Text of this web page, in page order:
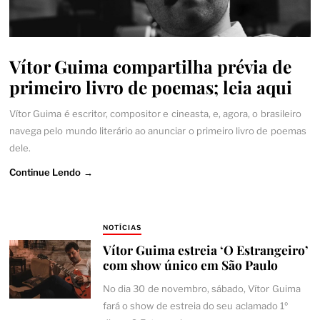
Vítor Guima compartilha prévia de
primeiro livro de poemas; leia aqui
Vítor Guima é escritor, compositor e cineasta, e, agora, o brasileiro
navega pelo mundo literário ao anunciar o primeiro livro de poemas
dele.
Continue Lendo →
NOTÍCIAS
Vítor Guima estreia ‘O Estrangeiro’
com show único em São Paulo
No dia 30 de novembro, sábado, Vítor Guima
fará o show de estreia do seu aclamado 1º